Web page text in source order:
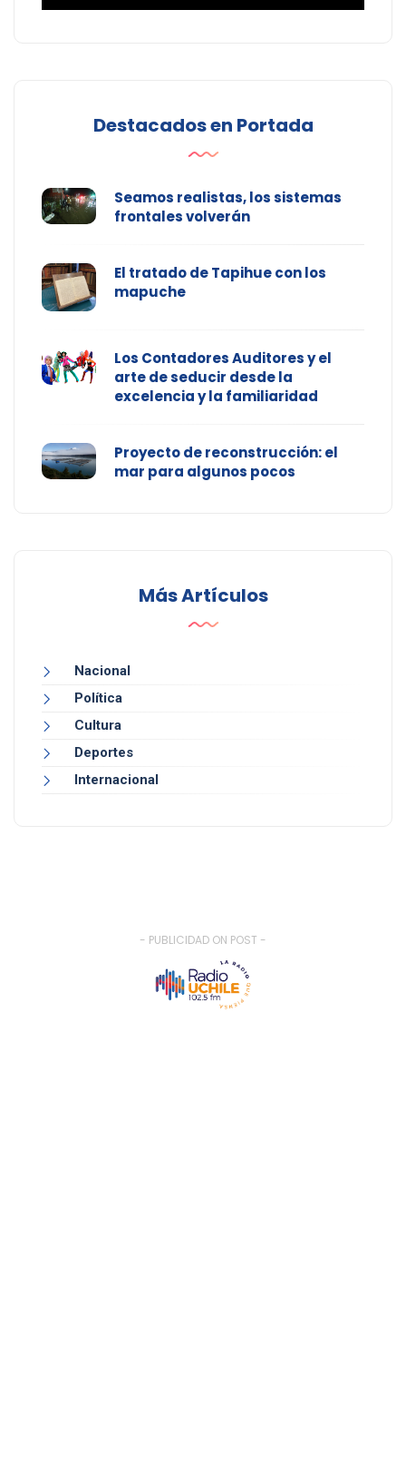
Destacados en Portada
Seamos realistas, los sistemas
frontales volverán
El tratado de Tapihue con los
mapuche
Los Contadores Auditores y el
arte de seducir desde la
excelencia y la familiaridad
Proyecto de reconstrucción: el
mar para algunos pocos
Más Artículos
Nacional
Política
Cultura
Deportes
Internacional
- PUBLICIDAD ON POST -